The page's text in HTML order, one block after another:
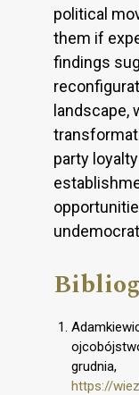
political
them if
findings
landscape,
party
grudnia,
https://